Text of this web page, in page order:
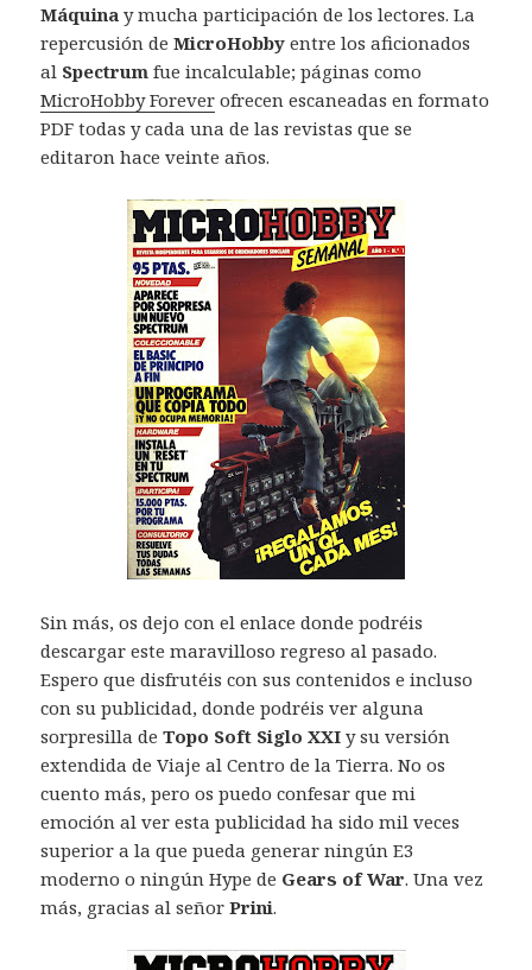
Máquina y mucha participación de los lectores. La
repercusión deMicroHobby entre los aficionados
al Spectrum fue incalculable; páginas como
MicroHobby Forever ofrecen escaneadas en formato
PDF todas y cada una de las revistas que se
editaron hace veinte años.
Sin más, os dejo con el enlace donde podréis
descargar este maravilloso regreso al pasado.
Espero que disfrutéis con sus contenidos e incluso
con su publicidad, donde podréis ver alguna
sorpresilla deTopo Soft Siglo XXI y su versión
extendida de Viaje al Centro de la Tierra. No os
cuento más, pero os puedo confesar que mi
emoción al ver esta publicidad ha sido mil veces
superior a la que pueda generar ningún E3
moderno o ningún Hype de Gears of War. Una vez
más, gracias al señorPrini.